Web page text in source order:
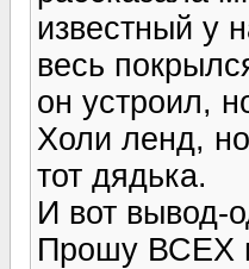
известный у
весь
он устроил,
Холи ленд,
тот дядька.
И вот вывод-
Прошу ВСЕХ